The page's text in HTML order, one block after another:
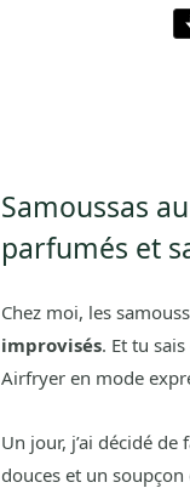
Samoussas
parfumés et
Chez moi, les
improvisés. Et tu
Airfryer en mode
Un jour, j’ai décidé de
douces et un